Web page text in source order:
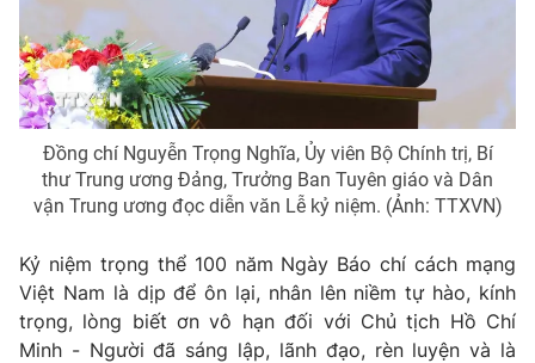
Ðiện thoại Thời báo VTV:
024.66 897 897
Email:toasoan@vtv.vn
Liên hệ quảng cáo:024-7300.7108
Đồng chí Nguyễn Trọng Nghĩa, Ủy viên Bộ Chính trị, Bí
thư Trung ương Đảng, Trưởng Ban Tuyên giáo và Dân
vận Trung ương đọc diễn văn Lễ kỷ niệm. (Ảnh: TTXVN)
Kỷ niệm trọng thể 100 năm Ngày Báo chí cách mạng
Việt Nam là dịp để ôn lại, nhân lên niềm tự hào, kính
trọng, lòng biết ơn vô hạn đối với Chủ tịch Hồ Chí
Minh - Người đã sáng lập, lãnh đạo, rèn luyện và là